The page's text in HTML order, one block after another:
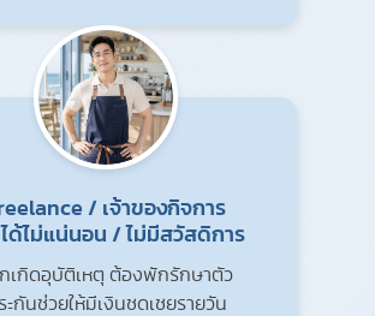
/ เจ้าของกิจการ
ด้ไม่แน่นอน / ไม่มีสวัสดิการ
เกิดอุบัติเหตุ ต้องพักรักษาตัว
ะกันช่วยให้มีเงินชดเชยรายวัน